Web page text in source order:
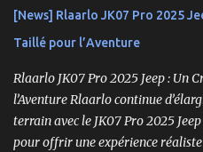
[News] Rlaarlo JK07 Pro 2025
Taillé pour l’Aventure
Rlaarlo JK07 Pro 2025 Jeep : Un
l’Aventure Rlaarlo continue
terrain avec le JK07 Pro 2025
pour offrir une expérience